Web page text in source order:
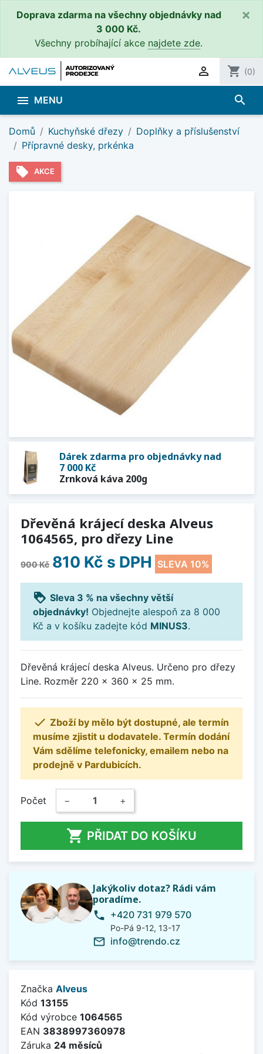
Doprava zdarma na všechny objednávky nad
3 000 Kč.
Všechny probíhající akce najdete zde.
×
 shopping_cart (0)
 MENU search
Domů Kuchyňské dřezy
Doplňky a příslušenství
Přípravné desky, prkénka
local_offer AKCE
Dárek zdarma pro objednávky nad
7 000 Kč
Zrnková káva 200g
Dřevěná krájecí deska Alveus
1064565, pro dřezy Line
900 Kč 810 Kč s DPH SLEVA 10%
loyalty Sleva 3 % na všechny větší
objednávky! Objednejte alespoň za 8 000
Kč a v košíku zadejte kód MINUS3.
Dřevěná krájecí deska Alveus. Určeno pro dřezy
Line. Rozměr 220 x 360 x 25 mm.
 Zboží by mělo být dostupné, ale termín
musíme zjistit u dodavatele. Termín dodání
Vám sdělíme telefonicky, emailem nebo na
prodejně v Pardubicích.
Počet − +
 PŘIDAT DO KOŠÍKU
Jakýkoliv dotaz? Rádi vám
poradíme.
phone +420 731 979 570
Po-Pá 9-12, 13-17
mail_outline info@trendo.cz
Značka Alveus
Kód 13155
Kód výrobce 1064565
EAN 3838997360978
Záruka 24 měsíců